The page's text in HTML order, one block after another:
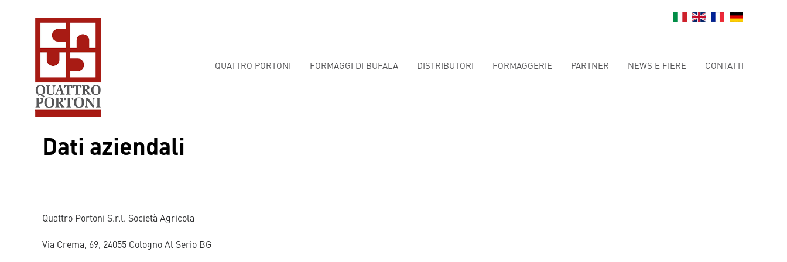
QUATTRO PORTONI FORMAGGI DI BUFALA DISTRIBUTORI FORMAGGERIE PARTNER NEWS E FIERE CONTATTI
Dati aziendali
Quattro Portoni S.r.l. Società Agricola
Via Crema, 69, 24055 Cologno Al Serio BG